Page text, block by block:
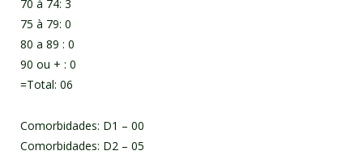
70 à 74: 3
75 à 79: 0
80 a 89 : 0
90 ou + : 0
=Total: 06
Comorbidades: D1 – 00
Comorbidades: D2 – 05